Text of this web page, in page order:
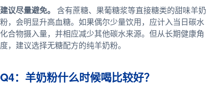
建议尽量避免。
含有蔗糖、果葡糖浆等直接糖类的甜味羊奶
粉，会明显升高血糖。如果偶尔少量饮用，应计入当日碳水
化合物摄入量，并相应减少其他碳水来源。但从长期健康角
度，建议选择无糖配方的纯羊奶粉。
Q4：羊奶粉什么时候喝比较好？